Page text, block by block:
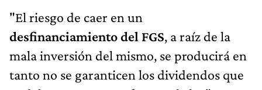
"El riesgo de caer en un
desfinanciamiento del FGS, a raíz de la
mala inversión del mismo, se producirá en
tanto no se garanticen los dividendos que